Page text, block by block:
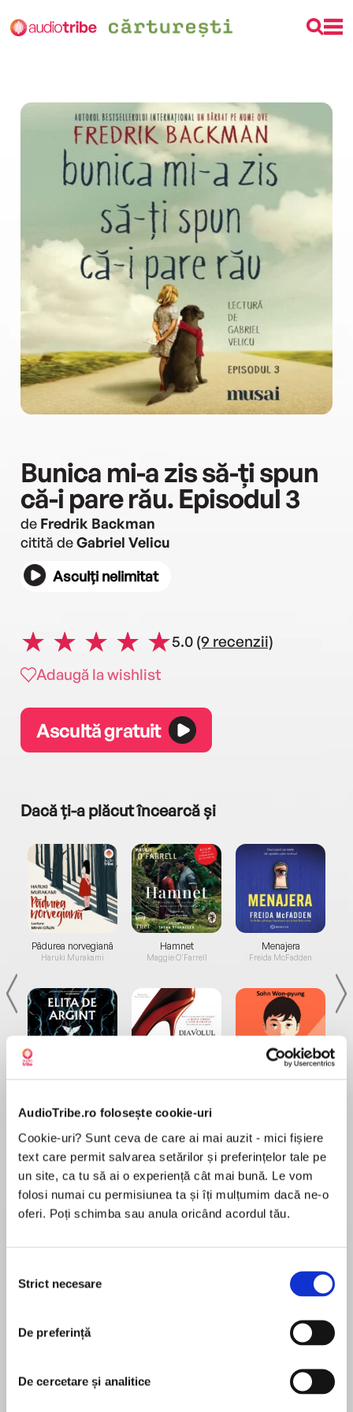
AudioTribe.ro folosește cookie-uri
Cookie-uri? Sunt ceva de care ai mai auzit - mici fișiere
text care permit salvarea setărilor și preferințelor tale pe
un site, ca tu să ai o experiență cât mai bună. Le vom
folosi numai cu permisiunea ta și îți mulțumim dacă ne-o
oferi. Poți schimba sau anula oricând acordul tău.
consimțământului
Strict necesare
De preferință
De cercetare și analitice
Bunica mi-a zis să-ți spun
că-i pare rău. Episodul 3
de Fredrik Backman
citită deGabriel Velicu
Asculți nelimitat
5.0 (9 recenzii)
Adaugă la wishlist
Ascultă gratuit
Dacă ți-a plăcut încearcă și
Pădurea norvegiană
Haruki Murakami
Hamnet
Maggie O'Farrell
Menajera
Freida McFadden
Desprecarte
Elsa are șapte ani și o inteligență tăioasă și
cultivă aplombul este bunica, fost medic în
zone calamitate, privită la rândul ei de ceilalți
au nevoie de supereroi“, bunica inventează
diferită și nimeni nu trebuie să fie normal, iar
scopul este să o pregătească pentru ceea ce
În acest moment nu există recenzii